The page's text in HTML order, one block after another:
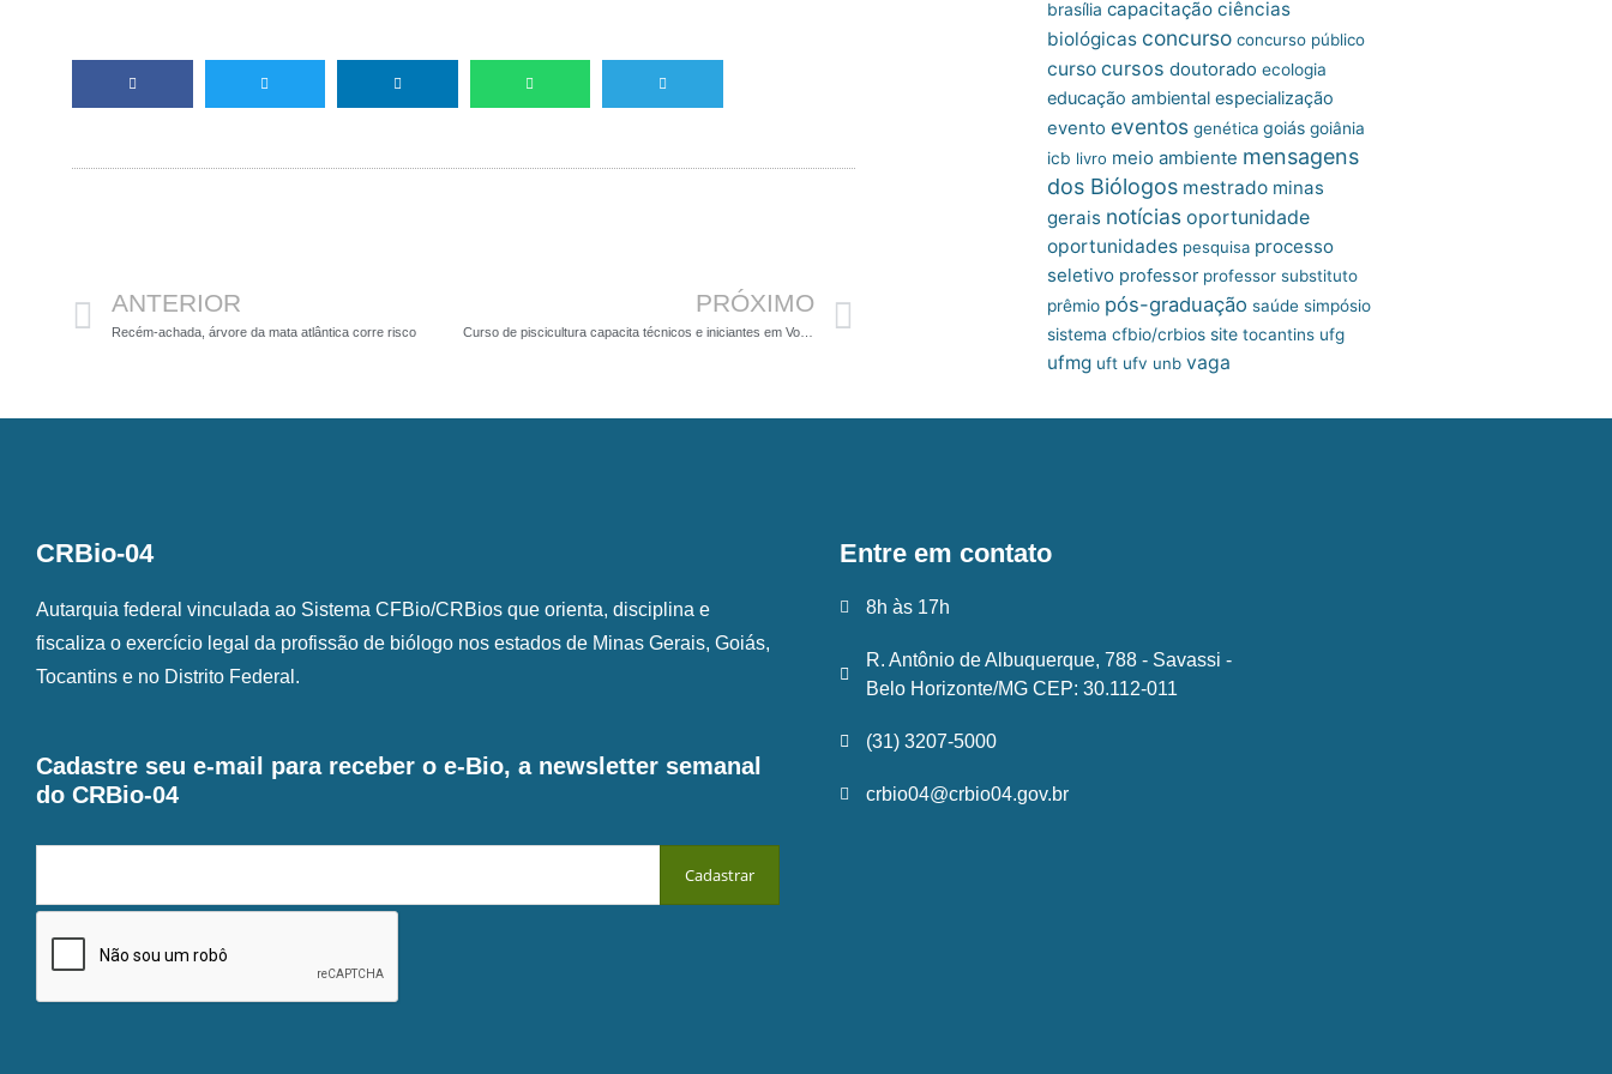
ANTERIOR
Recém-achada, árvore da mata atlântica corre risco
PRÓXIMO
brasília capacitação ciências
biológicas concurso concurso público
curso cursos doutorado ecologia
educação ambiental especialização
evento eventos genética goiás goiânia
icb livro meio ambiente mensagens
dos Biólogos mestrado minas
gerais notícias oportunidade
oportunidades pesquisa processo
seletivo professor professor substituto
prêmio pós-graduação saúde simpósio
sistema cfbio/crbios site tocantins ufg
ufmg uft ufv unb vaga
CRBio-04
Autarquia federal vinculada ao Sistema CFBio/CRBios que orienta, disciplina e
fiscaliza o exercício legal da profissão de biólogo nos estados de Minas Gerais, Goiás,
Tocantins e no Distrito Federal.
Cadastre seu e-mail para receber o e-Bio, a newsletter semanal
do CRBio-04
Entre em contato
8h às 17h
R. Antônio de Albuquerque, 788 - Savassi -
Belo Horizonte/MG CEP: 30.112-011
(31) 3207-5000
crbio04@crbio04.gov.br